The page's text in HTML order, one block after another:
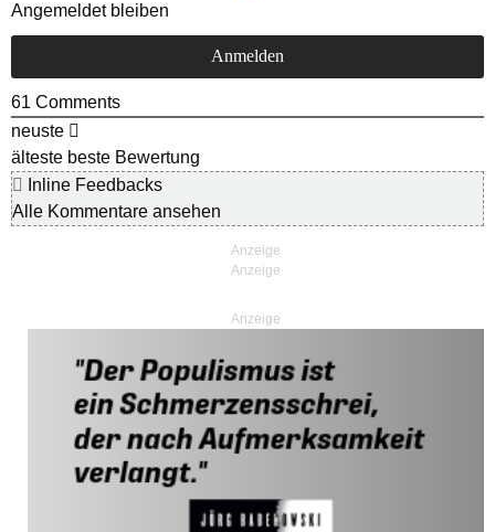
Angemeldet bleiben
61 Comments
neuste
älteste beste Bewertung
Inline Feedbacks
Alle Kommentare ansehen
Anzeige